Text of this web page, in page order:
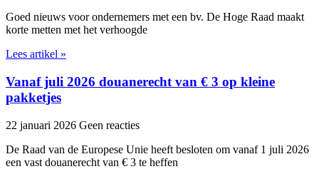
Goed nieuws voor ondernemers met een bv. De Hoge Raad maakt
korte metten met het verhoogde
Lees artikel »
Vanaf juli 2026 douanerecht van € 3 op kleine
pakketjes
22 januari 2026 Geen reacties
De Raad van de Europese Unie heeft besloten om vanaf 1 juli 2026
een vast douanerecht van € 3 te heffen